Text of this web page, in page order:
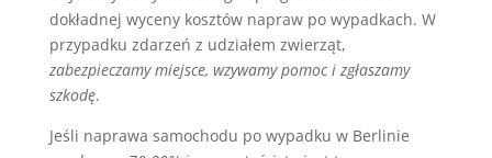
dokładnej wyceny kosztów napraw po wypadkach. W
przypadku zdarzeń z udziałem zwierząt,
zabezpieczamy miejsce, wzywamy pomoc i zgłaszamy
szkodę.
Jeśli naprawa samochodu po wypadku w Berlinie